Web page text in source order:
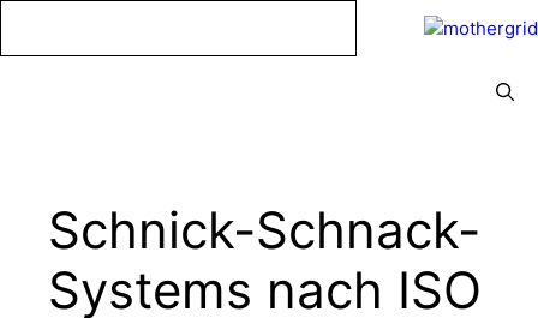
Schnick-Schnack-
Systems nach ISO